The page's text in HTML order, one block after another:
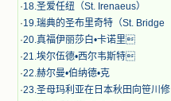
·18.圣爱任纽（St. Irenaeus）
·19.瑞典的圣布里奇特（St. Bridge
·20.真福伊丽莎白•卡诺里
·21.埃尔伍德•西尔韦斯特
·22.赫尔曼•伯纳德•克
·23.圣母玛利亚在日本秋田向笹川修